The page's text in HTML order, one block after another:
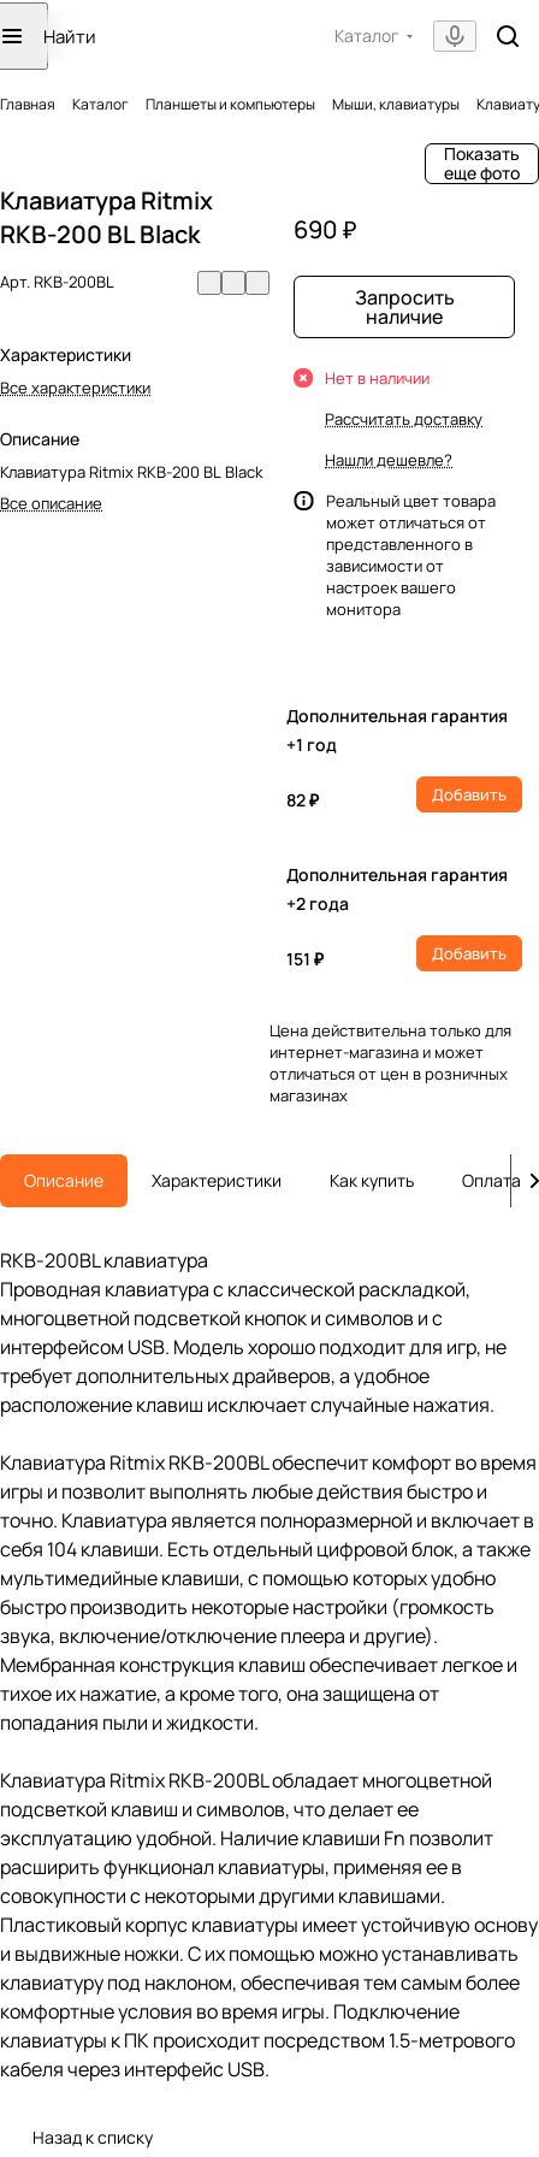
Каталог
Главная Каталог Планшеты и компьютеры Мыши, клавиатуры
Показать
еще фото
Клавиатура Ritmix
RKB-200 BL Black
Арт.RKB-200BL
Характеристики
Все характеристики
Описание
Клавиатура Ritmix RKB-200 BL Black
Все описание
690 ₽
Запросить
наличие
Нет в наличии
Рассчитать доставку
Нашли дешевле?
Реальный цвет товара
может отличаться от
представленного в
зависимости от
настроек вашего
монитора
Дополнительная гарантия
+1 год
82 ₽ Добавить
Дополнительная гарантия
+2 года
151 ₽ Добавить
Цена действительна только для
интернет-магазина и может
отличаться от цен в розничных
магазинах
Описание Характеристики Как купить Оплата
RKB-200BL клавиатура
Проводная клавиатура с классической раскладкой,
многоцветной подсветкой кнопок и символов и с
интерфейсом USB. Модель хорошо подходит для игр, не
требует дополнительных драйверов, а удобное
расположение клавиш исключает случайные нажатия.
Клавиатура Ritmix RKB-200BL обеспечит комфорт во время
игры и позволит выполнять любые действия быстро и
точно. Клавиатура является полноразмерной и включает в
себя 104 клавиши. Есть отдельный цифровой блок, а также
мультимедийные клавиши, с помощью которых удобно
быстро производить некоторые настройки (громкость
звука, включение/отключение плеера и другие).
Мембранная конструкция клавиш обеспечивает легкое и
тихое их нажатие, а кроме того, она защищена от
попадания пыли и жидкости.
Клавиатура Ritmix RKB-200BL обладает многоцветной
подсветкой клавиш и символов, что делает ее
эксплуатацию удобной. Наличие клавиши Fn позволит
расширить функционал клавиатуры, применяя ее в
совокупности с некоторыми другими клавишами.
Пластиковый корпус клавиатуры имеет устойчивую основу
и выдвижные ножки. С их помощью можно устанавливать
клавиатуру под наклоном, обеспечивая тем самым более
комфортные условия во время игры. Подключение
клавиатуры к ПК происходит посредством 1.5-метрового
кабеля через интерфейс USB.
Назад к списку